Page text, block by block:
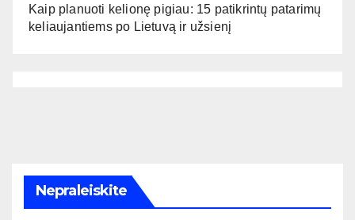
Kaip planuoti kelionę pigiau: 15 patikrintų patarimų
keliaujantiems po Lietuvą ir užsienį
Nepraleiskite